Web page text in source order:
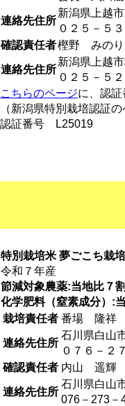
連絡先住所
新潟県上越
０２５－５
確認責任者樫野 みのり
連絡先住所
新潟県上越
０２５－５
こちらのページに、認証
（新潟県特別栽培認証
認証番号 L25019
特別栽培米 夢ごこち栽
令和７年産
節減対象農薬:当地比７
化学肥料（窒素成分）:
栽培責任者 番場 隆祥
連絡先住所
石川県白山
０７６－２
確認責任者 内山 遥輝
連絡先住所
石川県白山
076－273－